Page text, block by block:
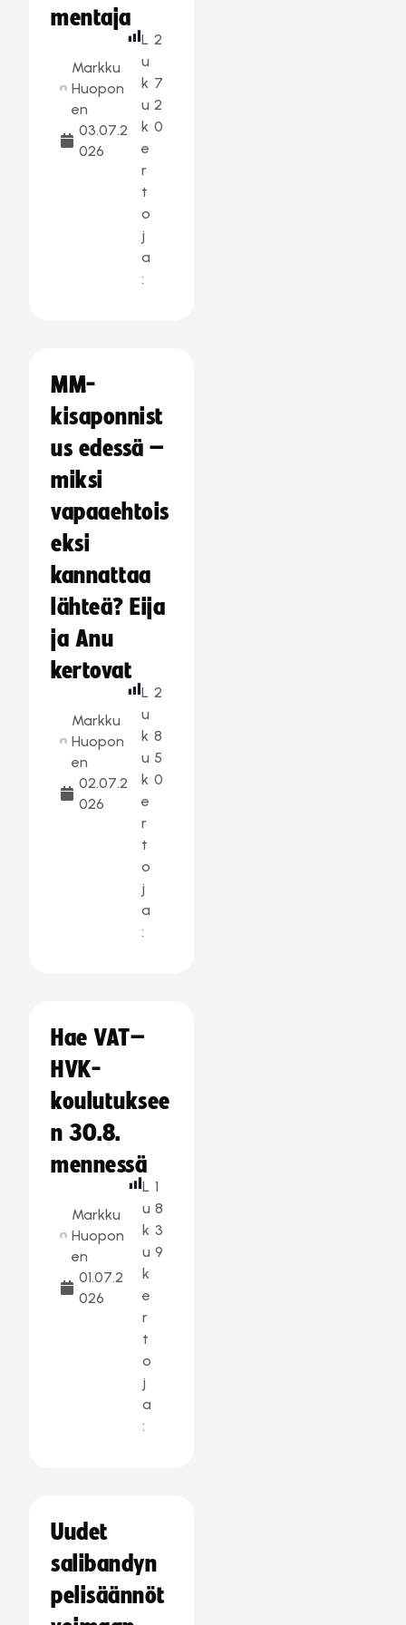
mentaja
Markku
Huopon
en
03.07.2
026
L
u
k
u
k
e
r
t
o
j
a
:
2
7
2
0
MM-
kisaponnist
us edessä –
miksi
vapaaehtois
eksi
kannattaa
lähteä? Eija
ja Anu
kertovat
Markku
Huopon
en
02.07.2
026
L
u
k
u
k
e
r
t
o
j
a
:
2
8
5
0
Hae VAT–
HVK-
koulutuksee
n 30.8.
mennessä
Markku
Huopon
en
01.07.2
026
L
u
k
u
k
e
r
t
o
j
a
:
1
8
3
9
Uudet
salibandyn
pelisäännöt